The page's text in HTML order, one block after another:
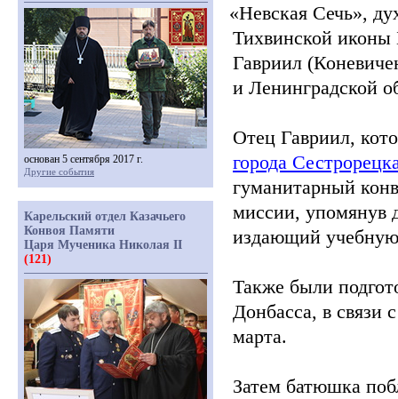
«Невская Сечь»,
Тихвинской иконы
Гавриил
и Ленинградской
Отец Гавриил,
города
гуманитарный
миссии, упомянув
издающий
Также были
Донбасса, в связи
марта.
Затем батюшка
основан 5 сентября 2017 г.
Другие события
Карельский отдел Казачьего
Конвоя Памяти
Царя Мученика Николая II
(121)